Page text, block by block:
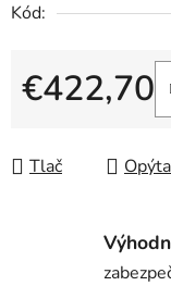
Kód:
€422,70
Tlač